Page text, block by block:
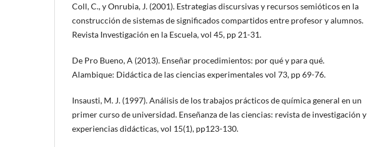
Coll, C., y Onrubia, J. (2001). Estrategias discursivas y recursos semióticos en la
construcción de sistemas de significados compartidos entre profesor y alumnos.
Revista Investigación en la Escuela, vol 45, pp 21-31.
De Pro Bueno, A (2013). Enseñar procedimientos: por qué y para qué.
Alambique: Didáctica de las ciencias experimentales vol 73, pp 69-76.
Insausti, M. J. (1997). Análisis de los trabajos prácticos de química general en un
primer curso de universidad. Enseñanza de las ciencias: revista de investigación y
experiencias didácticas, vol 15(1), pp123-130.